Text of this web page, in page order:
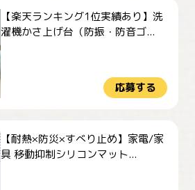
【楽天ランキング1位実績あり】洗
濯機かさ上げ台（防振・防音ゴ...
応募する
【耐熱×防災×すべり止め】家電/家
具 移動抑制シリコンマット...